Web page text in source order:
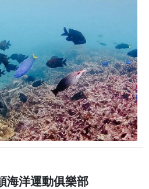
海洋運動俱樂部